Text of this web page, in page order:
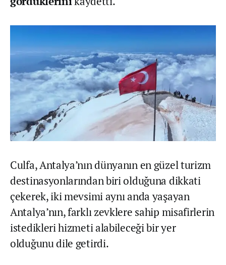
Culfa, Antalya’nın dünyanın en güzel turizm
destinasyonlarından biri olduğuna dikkati
çekerek, iki mevsimi aynı anda yaşayan
Antalya’nın, farklı zevklere sahip misafirlerin
istedikleri hizmeti alabileceği bir yer
olduğunu dile getirdi.